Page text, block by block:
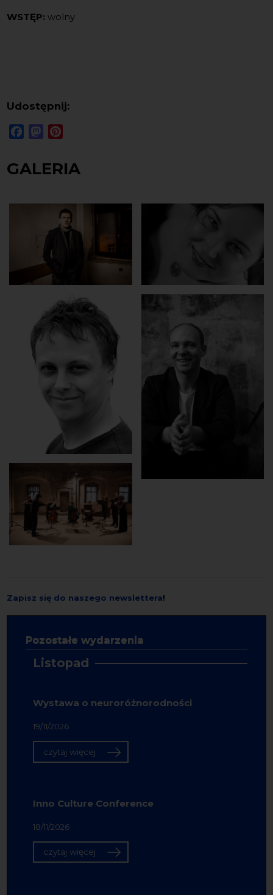
WSTĘP: wolny
Udostępnij:
FacebookMastodon
GALERIA
Zapisz się do naszego newslettera!
Pozostałe wydarzenia
Listopad
Wystawa o neuroróżnorodności
19/11/2026
czytaj więcej
Inno Culture Conference
18/11/2026
czytaj więcej